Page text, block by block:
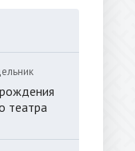
театра